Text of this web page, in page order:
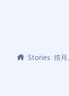
Stories 捞